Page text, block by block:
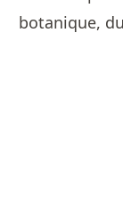
botanique,